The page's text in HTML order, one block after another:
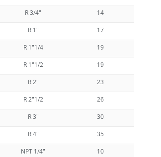
R 3/4" 14
R 1" 17
R 1"1/4 19
R 1"1/2 19
R 2" 23
R 2"1/2 26
R 3" 30
R 4" 35
NPT 1/4" 10